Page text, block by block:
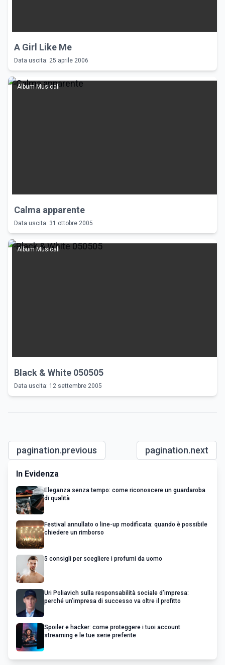
A Girl Like Me
Data uscita: 25 aprile 2006
Album Musicali
Calma apparente
Data uscita: 31 ottobre 2005
Album Musicali
Black & White 050505
Data uscita: 12 settembre 2005
pagination.previous pagination.next
In Evidenza
Eleganza senza tempo: come riconoscere un guardaroba
di qualità
Festival annullato o line-up modificata: quando è possibile
chiedere un rimborso
5 consigli per scegliere i profumi da uomo
Uri Poliavich sulla responsabilità sociale d’impresa:
perché un’impresa di successo va oltre il profitto
Spoiler e hacker: come proteggere i tuoi account
streaming e le tue serie preferite